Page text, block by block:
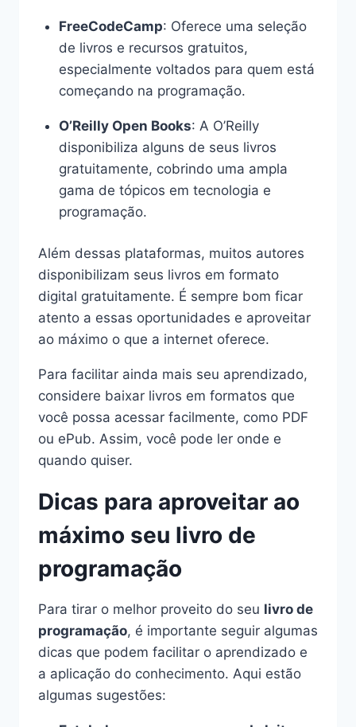
FreeCodeCamp: Oferece uma seleção
de livros e recursos gratuitos,
especialmente voltados para quem está
começando na programação.
O’Reilly Open Books: A O’Reilly
disponibiliza alguns de seus livros
gratuitamente, cobrindo uma ampla
gama de tópicos em tecnologia e
programação.
Além dessas plataformas, muitos autores
disponibilizam seus livros em formato
digital gratuitamente. É sempre bom ficar
atento a essas oportunidades e aproveitar
ao máximo o que a internet oferece.
Para facilitar ainda mais seu aprendizado,
considere baixar livros em formatos que
você possa acessar facilmente, como PDF
ou ePub. Assim, você pode ler onde e
quando quiser.
Dicas para aproveitar ao
máximo seu livro de
programação
Para tirar o melhor proveito do seu livro de
programação, é importante seguir algumas
dicas que podem facilitar o aprendizado e
a aplicação do conhecimento. Aqui estão
algumas sugestões: